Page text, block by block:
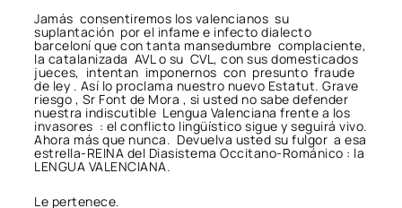
Jamás consentiremos los valencianos su
suplantación por el infame e infecto dialecto
barceloní que con tanta mansedumbre complaciente,
la catalanizada AVL o su CVL, con sus domesticados
jueces, intentan imponernos con presunto fraude
de ley . Así lo proclama nuestro nuevo Estatut. Grave
riesgo , Sr Font de Mora , si usted no sabe defender
nuestra indiscutible Lengua Valenciana frente a los
invasores : el conflicto lingüístico sigue y seguirá vivo.
Ahora más que nunca. Devuelva usted su fulgor a esa
estrella-REINA del Diasistema Occitano-Románico : la
LENGUA VALENCIANA.
Le pertenece.